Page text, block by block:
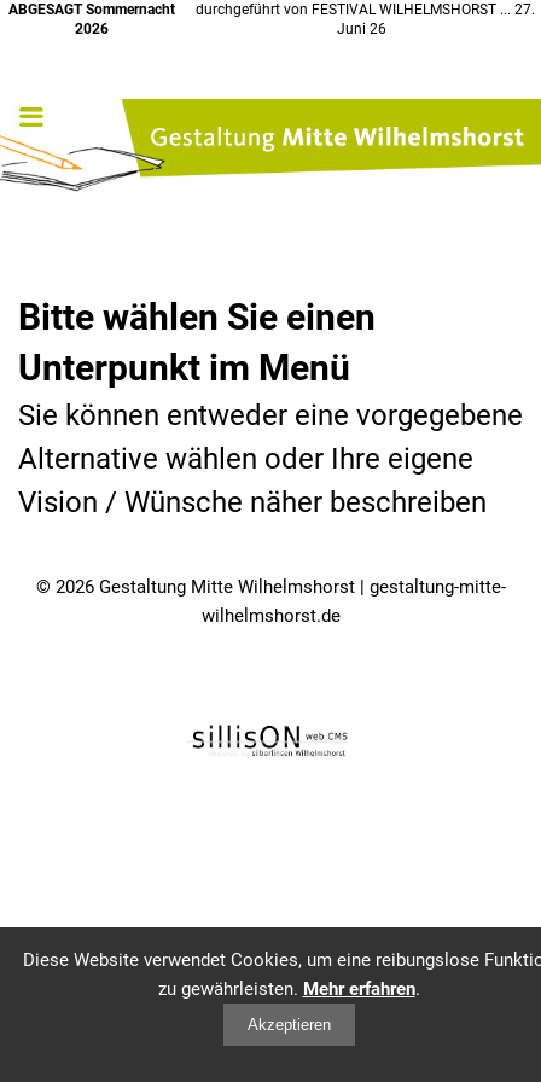
Diese Website verwendet Cookies, um eine reibungslose
zu gewährleisten. Mehr erfahren.
Akzeptieren
ABGESAGT Sommernacht
2026
durchgeführt von FESTIVAL WILHELMSHORST ... 27.
Juni 26
Bitte wählen Sie einen
Unterpunkt im Menü
Sie können entweder eine vorgegebene
Alternative wählen oder Ihre eigene
Vision / Wünsche näher beschreiben
© 2026 Gestaltung Mitte Wilhelmshorst | gestaltung-mitte-
wilhelmshorst.de